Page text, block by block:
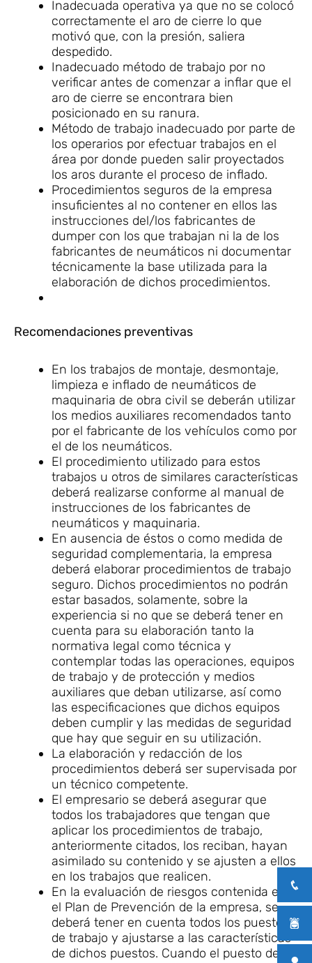
Inadecuada operativa ya que no se colocó
correctamente el aro de cierre lo que
motivó que, con la presión, saliera
despedido.
Inadecuado método de trabajo por no
verificar antes de comenzar a inflar que el
aro de cierre se encontrara bien
posicionado en su ranura.
Método de trabajo inadecuado por parte de
los operarios por efectuar trabajos en el
área por donde pueden salir proyectados
los aros durante el proceso de inflado.
Procedimientos seguros de la empresa
insuficientes al no contener en ellos las
instrucciones del/los fabricantes de
dumper con los que trabajan ni la de los
fabricantes de neumáticos ni documentar
técnicamente la base utilizada para la
elaboración de dichos procedimientos.
Recomendaciones preventivas
En los trabajos de montaje, desmontaje,
limpieza e inflado de neumáticos de
maquinaria de obra civil se deberán utilizar
los medios auxiliares recomendados tanto
por el fabricante de los vehículos como por
el de los neumáticos.
El procedimiento utilizado para estos
trabajos u otros de similares características
deberá realizarse conforme al manual de
instrucciones de los fabricantes de
neumáticos y maquinaria.
En ausencia de éstos o como medida de
seguridad complementaria, la empresa
deberá elaborar procedimientos de trabajo
seguro. Dichos procedimientos no podrán
estar basados, solamente, sobre la
experiencia si no que se deberá tener en
cuenta para su elaboración tanto la
normativa legal como técnica y
contemplar todas las operaciones, equipos
de trabajo y de protección y medios
auxiliares que deban utilizarse, así como
las especificaciones que dichos equipos
deben cumplir y las medidas de seguridad
que hay que seguir en su utilización.
La elaboración y redacción de los
procedimientos deberá ser supervisada por
un técnico competente.
El empresario se deberá asegurar que
todos los trabajadores que tengan que
aplicar los procedimientos de trabajo,
anteriormente citados, los reciban, hayan
asimilado su contenido y se ajusten a ellos
en los trabajos que realicen.
En la evaluación de riesgos contenida en
el Plan de Prevención de la empresa, se
deberá tener en cuenta todos los puestos
de trabajo y ajustarse a las características
de dichos puestos. Cuando el puesto de